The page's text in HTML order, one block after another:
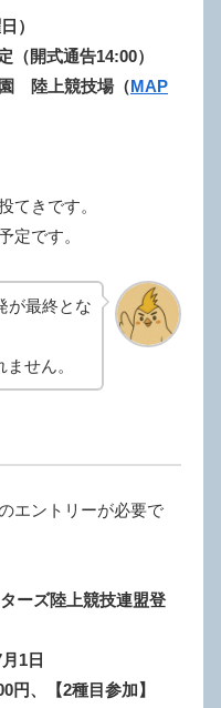
）
開式通告14:00）
陸上競技場（MAP
てきです。
定です。
が最終とな
せん。
エントリーが必要で
ーズ陸上競技連盟登
1日
、【2種目参加】